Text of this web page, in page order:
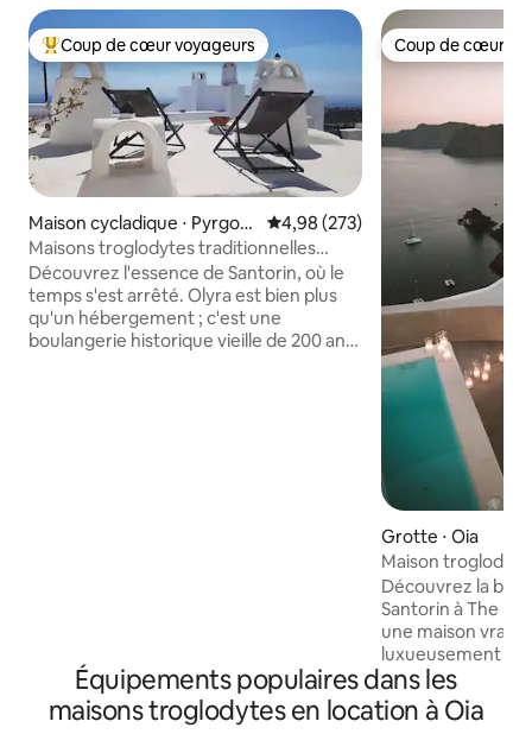
Coups de cœur voyageurs les plus appréciés
Coup de cœur voyageurs
Maison cycladique ⋅ Pyrgos
Kallistis
Évaluation moyenne sur la
4,98 (273)
Maisons troglodytes traditionnelles
d'Olyra
Découvrez l'essence de Santorin, où le
temps s'est arrêté. Olyra est bien plus
qu'un hébergement ; c'est une
boulangerie historique vieille de 200 ans,
Coup de cœur
Coup de cœur
Grotte ⋅ Oia
Maison
Spitia Santorini
Découvrez la
Santorin à The
une maison
luxueusement
située au cœur
aux dômes bleus
offre un point de
Équipements populaires dans les
maisons troglodytes en location à Oia